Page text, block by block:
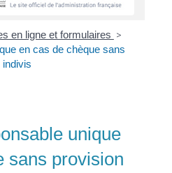
en ligne et formulaires >
en cas de chèque sans
indivis
unique
sans provision